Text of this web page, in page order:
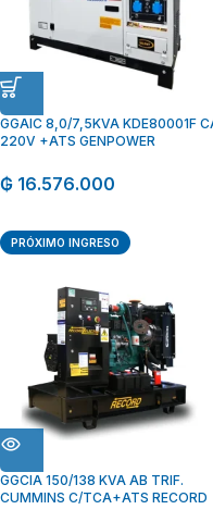
GGAIC 8,0/7,5KVA KDE80001F
220V +ATS GENPOWER
₲ 16.576.000
PRÓXIMO INGRESO
GGCIA 150/138 KVA AB TRIF.
CUMMINS C/TCA+ATS RECORD